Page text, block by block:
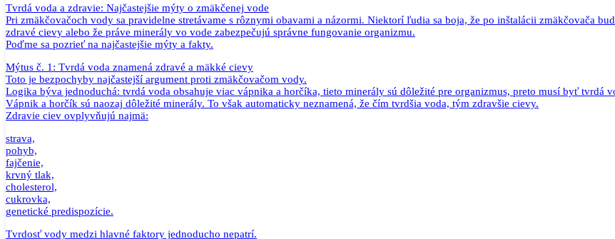
Tvrdá voda a zdravie: Najčastejšie mýty o zmäkčenej vode
Pri zmäkčovačoch vody sa pravidelne stretávame s rôznymi obavami a názormi. Niektorí ľudia sa boja, že po inštalácii zmäkčovača
zdravé cievy alebo že práve minerály vo vode zabezpečujú správne fungovanie organizmu.
Poďme sa pozrieť na najčastejšie mýty a fakty.
Mýtus č. 1: Tvrdá voda znamená zdravé a mäkké cievy
Toto je bezpochyby najčastejší argument proti zmäkčovačom vody.
Logika býva jednoduchá: tvrdá voda obsahuje viac vápnika a horčíka, tieto minerály sú dôležité pre organizmus, preto musí byť tvrdá
Vápnik a horčík sú naozaj dôležité minerály. To však automaticky neznamená, že čím tvrdšia voda, tým zdravšie cievy.
Zdravie ciev ovplyvňujú najmä:
strava,
pohyb,
fajčenie,
krvný tlak,
cholesterol,
cukrovka,
genetické predispozície.
Tvrdosť vody medzi hlavné faktory jednoducho nepatrí.